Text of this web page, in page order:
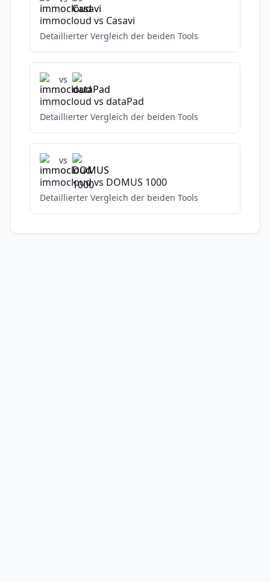
immocloud vs Casavi
Detaillierter Vergleich der beiden Tools
vs
immocloud vs dataPad
Detaillierter Vergleich der beiden Tools
vs
immocloudvs DOMUS 1000
Detaillierter Vergleich der beiden Tools